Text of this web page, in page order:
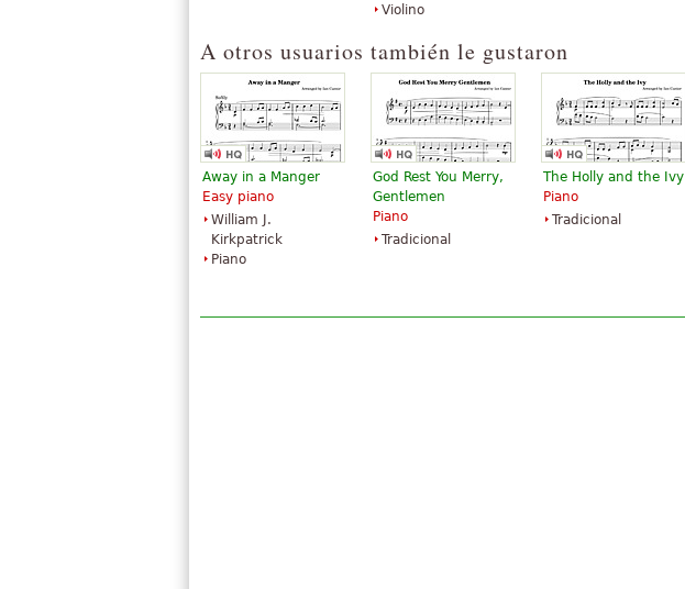
Violino
A otros usuarios también le gustaron
Away in a Manger
Easy piano
William J.
Kirkpatrick
Piano
God Rest You Merry,
Gentlemen
Piano
Tradicional
The Holly and the Ivy
Piano
Tradicional